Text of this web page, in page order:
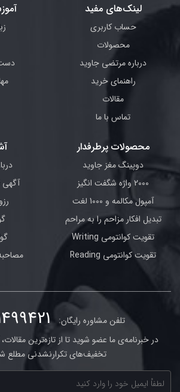
لینک‌های مفید
حساب کاربری
محصولات
درباره مرتضی جاوید
راهنمای خرید
مقالات
تماس با ما
محصولات پرطرفدار
دوپینگ مغز جاوید
2000 واژه شگفت انگیز
آمپول مکالمه و 1000 لغت
تبدیل افکار مزاحم را به مراحم
تقویت کوانتومی Writing
تقویت کوانتومی Reading
تلفن مشاوره رایگان:
در خبرنامه‌ی ما عضو شوید تا از تازه‌ترین
تخفیف‌های تکرارنشدنی مطلع